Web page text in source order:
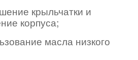
крыльчатки и
корпуса;
масла низкого